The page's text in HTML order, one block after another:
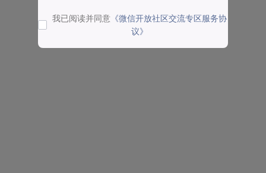
我已阅读并同意 《微信开放社区交流专区服务协
议》